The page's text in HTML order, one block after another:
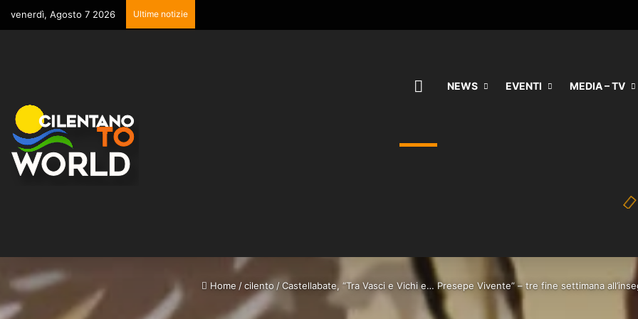
venerdì, Agosto 7 2026 Ultime notizie
HOMENEWS EVENTI MEDIA – TV
Home /cilento /Castellabate, “Tra Vasci e Vichi e… Presepe Vivente” – tre fine settimana